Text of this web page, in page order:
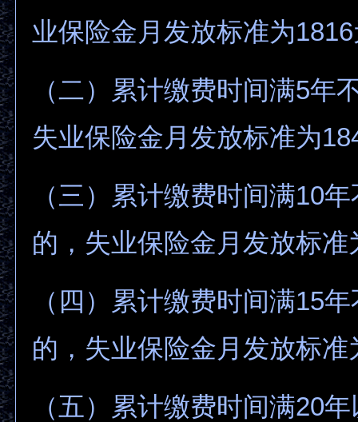
业保险金月发放标准为
（二）累计缴费时间满5年
失业保险金月发放标准为
（三）累计缴费时间满10
的，失业保险金月发放标准
（四）累计缴费时间满15
的，失业保险金月发放标准
（五）累计缴费时间满20